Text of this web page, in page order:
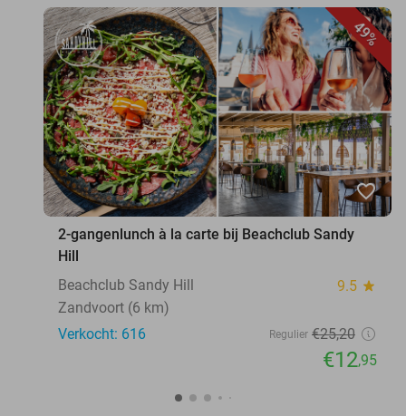
49%
favorite_border
2-gangenlunch à la carte bij Beachclub Sandy
Hill
Beachclub Sandy Hill
9.5 star
Zandvoort (6 km)
Verkocht: 616
Regulier €25,20
€12,95